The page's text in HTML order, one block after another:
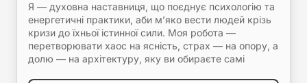
Я — духовна наставниця, що поєднує психологію та
енергетичні практики, аби м’яко вести людей крізь
кризи до їхньої істинної сили. Моя робота —
перетворювати хаос на ясність, страх — на опору, а
долю — на архітектуру, яку ви обираєте самі